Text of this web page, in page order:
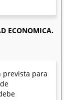
ECONOMICA.
prevista para